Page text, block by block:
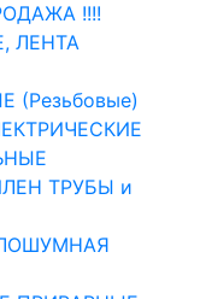
!!!!
ЛЕНТА
(Резьбовые)
ТРУБЫ и